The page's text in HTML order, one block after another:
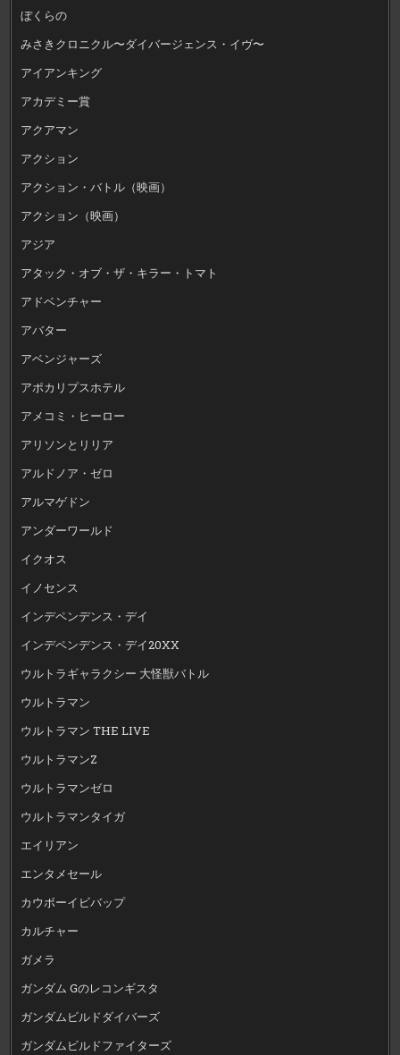
ぼくらの
みさきクロニクル〜ダイバージェンス・イヴ〜
アイアンキング
アカデミー賞
アクアマン
アクション
アクション・バトル（映画）
アクション（映画）
アジア
アタック・オブ・ザ・キラー・トマト
アドベンチャー
アバター
アベンジャーズ
アポカリプスホテル
アメコミ・ヒーロー
アリソンとリリア
アルドノア・ゼロ
アルマゲドン
アンダーワールド
イクオス
イノセンス
インデペンデンス・デイ
インデペンデンス・デイ20XX
ウルトラギャラクシー 大怪獣バトル
ウルトラマン
ウルトラマン THE LIVE
ウルトラマンZ
ウルトラマンゼロ
ウルトラマンタイガ
エイリアン
エンタメセール
カウボーイビバップ
カルチャー
ガメラ
ガンダム Gのレコンギスタ
ガンダムビルドダイバーズ
ガンダムビルドファイターズ